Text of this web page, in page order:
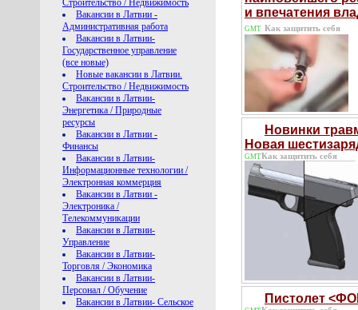
Строительство / Недвижимость
Вакансии в Латвии -
Административная работа
Вакансии в Латвии-
Государственное управление
(все новые)
Новые вакансии в Латвии.
Строительство / Недвижимость
Вакансии в Латвии-
Энергетика / Природные
ресурсы
Вакансии в Латвии -
Финансы
Вакансии в Латвии-
Информационные технологии /
Электронная коммерция
Вакансии в Латвии -
Электроника /
Телекоммуникации
Вакансии в Латвии-
Управление
Вакансии в Латвии-
Торговля / Экономика
Вакансии в Латвии-
Персонал / Обучение
Вакансии в Латвии- Сельское
и впечатения
GMT Как защитить себя
Новинки
Новая
GMTКак защитить себя
Пистолет